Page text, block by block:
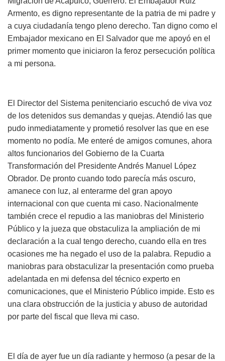
Armento, es digno representante de la patria de mi padre y
a cuya ciudadanía tengo pleno derecho. Tan digno como el
Embajador mexicano en El Salvador que me apoyó en el
primer momento que iniciaron la feroz persecución política
a mi persona.
El Director del Sistema penitenciario escuchó de viva voz
de los detenidos sus demandas y quejas. Atendió las que
pudo inmediatamente y prometió resolver las que en ese
momento no podía. Me enteré de amigos comunes, ahora
altos funcionarios del Gobierno de la Cuarta
Transformación del Presidente Andrés Manuel López
Obrador. De pronto cuando todo parecía más oscuro,
amanece con luz, al enterarme del gran apoyo
internacional con que cuenta mi caso. Nacionalmente
también crece el repudio a las maniobras del Ministerio
Público y la jueza que obstaculiza la ampliación de mi
declaración a la cual tengo derecho, cuando ella en tres
ocasiones me ha negado el uso de la palabra. Repudio a
maniobras para obstaculizar la presentación como prueba
adelantada en mi defensa del técnico experto en
comunicaciones, que el Ministerio Público impide. Esto es
una clara obstrucción de la justicia y abuso de autoridad
por parte del fiscal que lleva mi caso.
El día de ayer fue un día radiante y hermoso (a pesar de la